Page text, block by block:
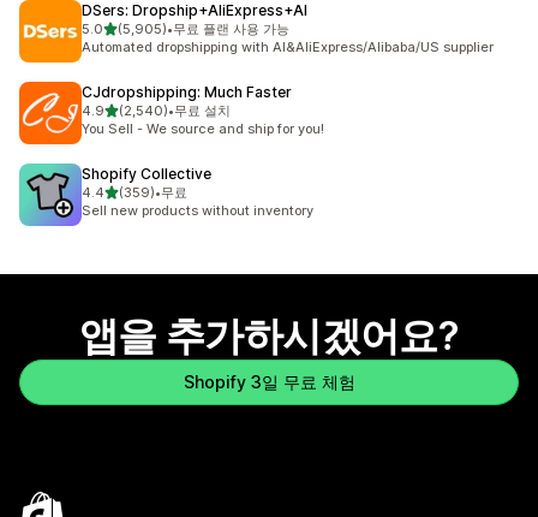
DSers: Dropship+AliExpress+AI
5.0별 5개 중
(5,905)
총 리뷰 5905개
•무료 플랜 사용 가능
Automated dropshipping with AI&AliExpress/Alibaba/US supplier
CJdropshipping: Much Faster
4.9별 5개 중
(2,540)
총 리뷰 2540개
•무료 설치
You Sell - We source and ship for you!
Shopify Collective
4.4별 5개 중
(359)
총 리뷰 359개
•무료
Sell new products without inventory
앱을 추가하시겠어요?
Shopify 3일 무료 체험